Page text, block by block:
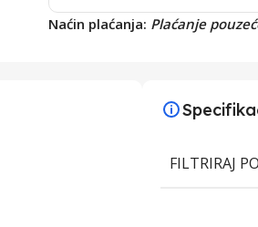
Naćin plaćanja: Plaćanje
FILTRIRAJ